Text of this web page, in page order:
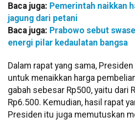
Baca juga: Pemerintah naikkan
jagung dari petani
Baca juga: Prabowo sebut
energi pilar kedaulatan bangsa
Dalam rapat yang sama,
untuk menaikkan harga
gabah sebesar Rp500, yaitu dari
Rp6.500. Kemudian, hasil rapat
Presiden itu juga memutuskan